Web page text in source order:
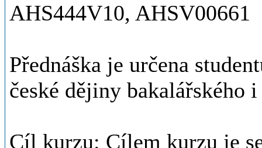
AHS444V10, AHSV00661
Přednáška je určena
české dějiny bakalářského
Cíl kurzu: Cílem kurzu je